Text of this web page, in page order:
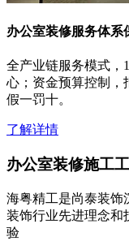
办公室装修服务体系
全产业链服务模式，
心；资金预算控制，
假一罚十。
了解详情
办公室装修施工
海粤精工是尚泰装饰
装饰行业先进理念和
验